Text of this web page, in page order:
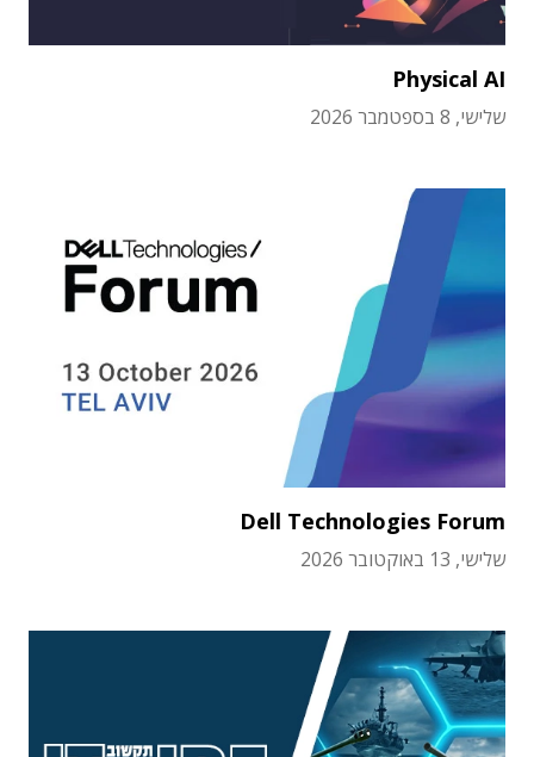
Physical AI
שלישי, 8 בספטמבר 2026
Dell Technologies Forum
שלישי, 13 באוקטובר 2026